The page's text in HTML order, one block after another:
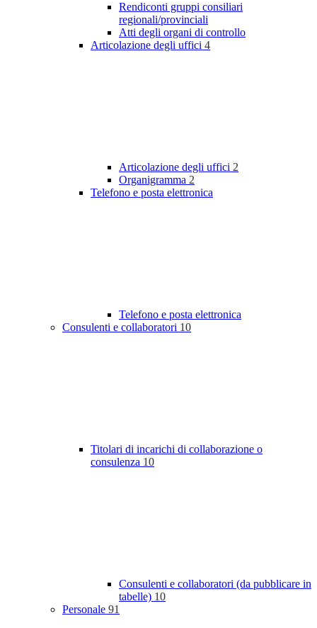
Rendiconti gruppi consiliari
regionali/provinciali
Atti degli organi di controllo
Articolazione degli uffici 4
Articolazione degli uffici 2
Organigramma 2
Telefono e posta elettronica
Telefono e posta elettronica
Consulenti e collaboratori 10
Titolari di incarichi di collaborazione o
consulenza 10
Consulenti e collaboratori (da pubblicare in
tabelle) 10
Personale 91